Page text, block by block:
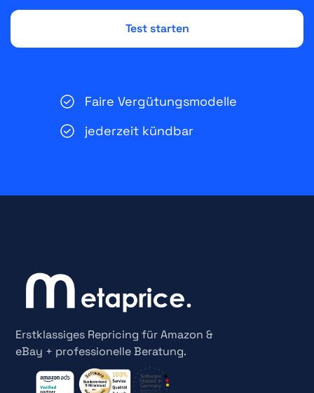
Faire Vergütungsmodelle
jederzeit kündbar
Erstklassiges Repricing für Amazon &
eBay + professionelle Beratung.